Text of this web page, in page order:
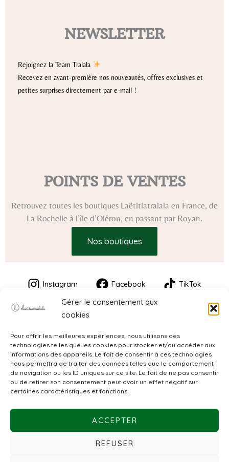
Gérer le consentement aux
cookies
Pour offrir les meilleures expériences, nous utilisons des
technologies telles que les cookies pour stocker et/ou accéder aux
informations des appareils. Le fait de consentir à ces technologies
nous permettra de traiter des données telles que le comportement
de navigation ou les ID uniques sur ce site. Le fait de ne pas consentir
ou de retirer son consentement peut avoir un effet négatif sur
certaines caractéristiques et fonctions.
ACCEPTER
REFUSER
NEWSLETTER
Rejoignez la Team Tralala
Recevez en avant-première nos nouveautés, offres exclusives et
petites surprises directement par e-mail !
POINTS DE VENTES
Retrouvez toutes les boutiques Laëtitiatralala en France, de
La Rochelle à l’île d’Oléron, en passant par Royan.
Nos boutiques
Instagram Facebook TikTok
CGV
Politique de confidentialité